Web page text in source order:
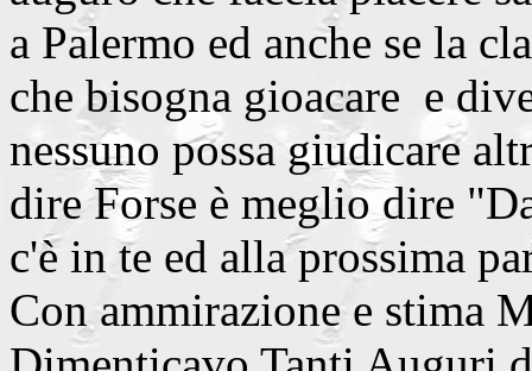
a Palermo ed anche se la
che bisogna gioacare e
nessuno possa giudicare
dire Forse è meglio dire
c'è in te ed alla prossima
Con ammirazione e stima